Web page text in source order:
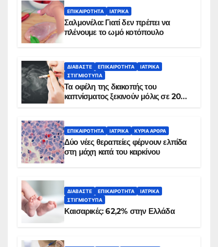
ΕΠΙΚΑΙΡΌΤΗΤΑ ΙΑΤΡΙΚΆ
Σαλμονέλα: Γιατί δεν πρέπει να
πλένουμε το ωμό κοτόπουλο
ΔΙΑΒΆΣΤΕ ΕΠΙΚΑΙΡΌΤΗΤΑ
ΙΑΤΡΙΚΆ
ΣΤΙΓΜΙΌΤΥΠΑ
Τα οφέλη της διακοπής του
καπνίσματος ξεκινούν μόλις σε 20
ΕΠΙΚΑΙΡΌΤΗΤΑ ΙΑΤΡΙΚΆ ΚΥΡΙΑ ΑΡΘΡΑ
Δύο νέες θεραπείες φέρνουν ελπίδα
στη μάχη κατά του καρκίνου
ΔΙΑΒΆΣΤΕ ΕΠΙΚΑΙΡΌΤΗΤΑ
ΙΑΤΡΙΚΆ
ΣΤΙΓΜΙΌΤΥΠΑ
Καισαρικές: 62,2% στην Ελλάδα